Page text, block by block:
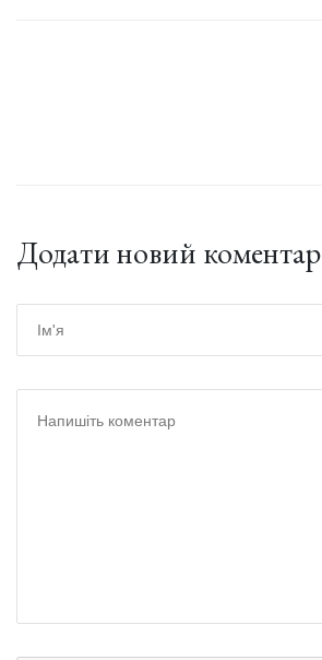
Додати новий коментар